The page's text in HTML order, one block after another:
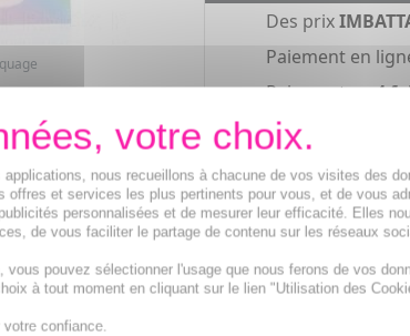
Des prix
Paiement en
Paiement en4
de 30€
idéal pour les soirées fraîches et les
elle soulage les douleurs
bouillotte Licorne BEMY 75 cL est un
ou en voyage.
nous recueillons à chacune de vos visites des
offres et services les plus pertinents pour vous, et de vous
personnalisées et de mesurer leur efficacité. Elles
de vous faciliter le partage de contenu sur les réseaux
vous pouvez sélectionner l'usage que nous ferons de vos
à tout moment en cliquant sur le lien "Utilisation des
confiance.